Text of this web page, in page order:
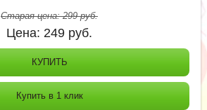
Старая цена:299руб.
Цена: 249 руб.
КУПИТЬ
Купить в 1 клик